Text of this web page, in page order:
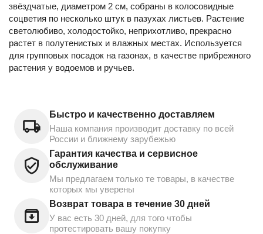
звёздчатые, диаметром 2 см, собраны в колосовидные
соцветия по несколько штук в пазухах листьев. Растение
светолюбиво, холодостойко, неприхотливо, прекрасно
растет в полутенистых и влажных местах. Используется
для групповых посадок на газонах, в качестве прибрежного
растения у водоемов и ручьев.
Быстро и качественно доставляем
Наша компания производит доставку по всей
России и ближнему зарубежью
Гарантия качества и сервисное
обслуживание
Мы предлагаем только те товары, в качестве
которых мы уверены
Возврат товара в течение 30 дней
У вас есть 30 дней, для того чтобы
протестировать вашу покупку